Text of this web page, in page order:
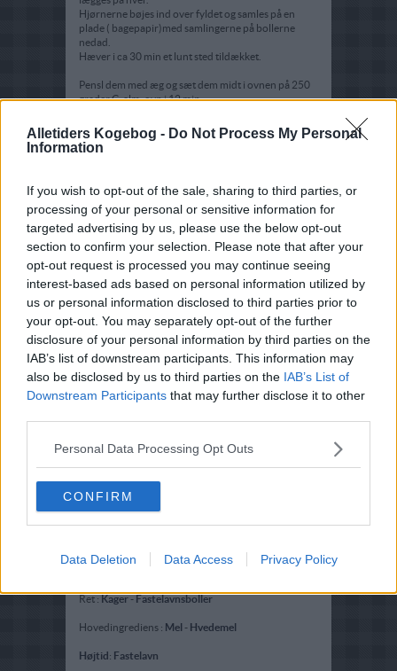
Alletiders Kogebog - Do Not Process My Personal
Information
If you wish to opt-out of the sale, sharing to third parties, or
processing of your personal or sensitive information for
targeted advertising by us, please use the below opt-out
section to confirm your selection. Please note that after your
opt-out request is processed you may continue seeing
interest-based ads based on personal information utilized by
us or personal information disclosed to third parties prior to
your opt-out. You may separately opt-out of the further
disclosure of your personal information by third parties on the
IAB’s list of downstream participants. This information may
also be disclosed by us to third parties on the IAB’s List of
Downstream Participants that may further disclose it to other
Personal Data Processing Opt Outs
CONFIRM
Data Deletion Data Access Privacy Policy
Hjørnerne bøjes ind over fyldet og samles på en
plade ( bagepapir)med samlingerne på bollerne
nedad.
Hæver i ca 30 min et lunt sted tildækket.
Pensl dem med æg og sæt dem midt i ovnen på 250
grader C. alm. ovn i 12 min
Kagecreme:
pisk æg, sukker, maizena sammen i kold gryde, tilsæt
Bring i kog, pisk hele tiden, og kog igennem et par
min.
pisk af og til under afkølingen.
Ret : Kager - Fastelavnsboller
Hovedingrediens : Mel - Hvedemel
Højtid : Fastelavn